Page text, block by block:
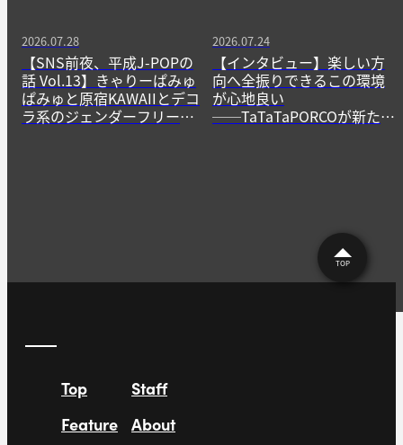
2026.07.28
【SNS前夜、平成J-POPの
話 Vol.13】きゃりーぱみゅ
ぱみゅと原宿KAWAIIとデコ
ラ系のジェンダーフリーな
2026.07.24
【インタビュー】楽しい方
向へ全振りできるこの環境
が心地良い
──TaTaTaPORCOが新たに
TOP
Top
Feature
Staff
About